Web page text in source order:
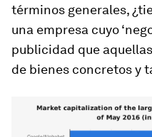
términos generales,
una empresa cuyo
publicidad que
de bienes concretos y